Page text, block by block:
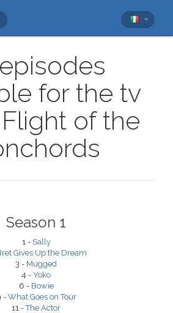
for the tv
of the
Season 1
1 - Sally
Gives Up the Dream
3 - Mugged
4 - Yoko
6 - Bowie
-What Goes on Tour
11 -The Actor